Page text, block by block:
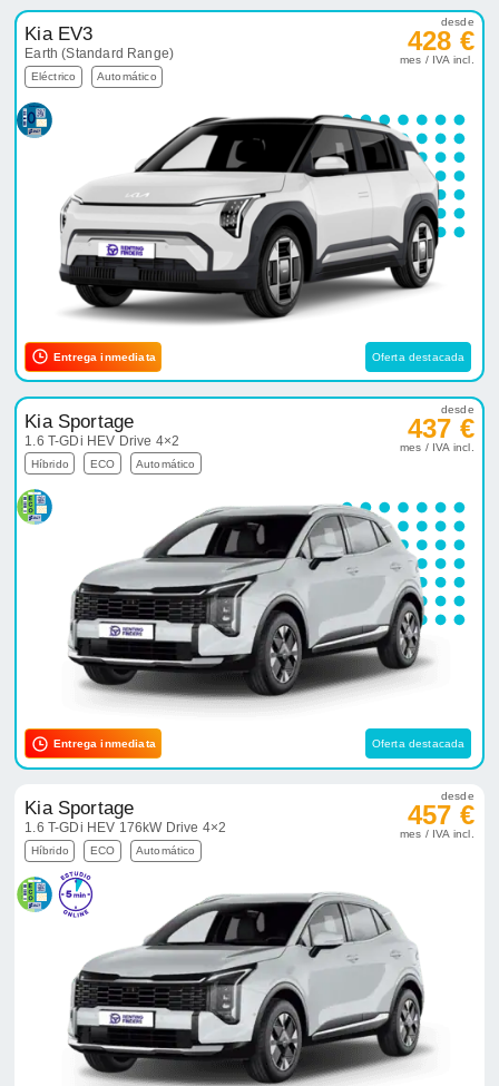
Kia EV3
Earth (Standard Range)
Eléctrico Automático
desde
428 €
mes / IVA incl.
Entrega inmediata Oferta destacada
Kia Sportage
1.6 T-GDi HEV Drive 4×2
Híbrido ECO Automático
desde
437 €
mes / IVA incl.
Entrega inmediata Oferta destacada
Kia Sportage
1.6 T-GDi HEV 176kW Drive 4×2
Híbrido ECO Automático
desde
457 €
mes / IVA incl.